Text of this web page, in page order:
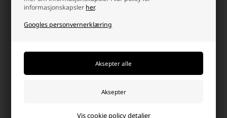
informasjonskapsler her.
Googles personvernerklæring
Vis cookie policy detaljer
gradvis avta over tid på grunn av selvutlading.
Når PX28 / 4SR44-batteriet brukes i en enhet, vil levetiden også
forvente at et riktig lagret PX28 / 4SR44-batteri har en levetid på
Ja, PX28-batteriet kan også bli kjent under andre navn avhengig av